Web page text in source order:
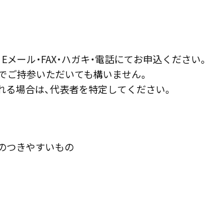
ール・FAX・ハガキ・電話にてお申込ください。
ご持参いただいても構いません。
場合は、代表者を特定してください。
きやすいもの